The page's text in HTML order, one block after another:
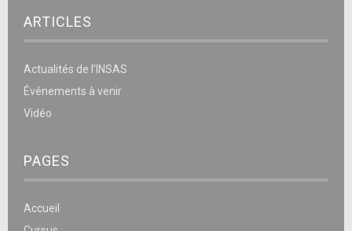
ARTICLES
Actualités de l’INSAS
Événements à venir
Vidéo
PAGES
Accueil